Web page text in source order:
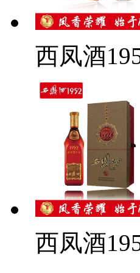
西凤酒
西凤酒